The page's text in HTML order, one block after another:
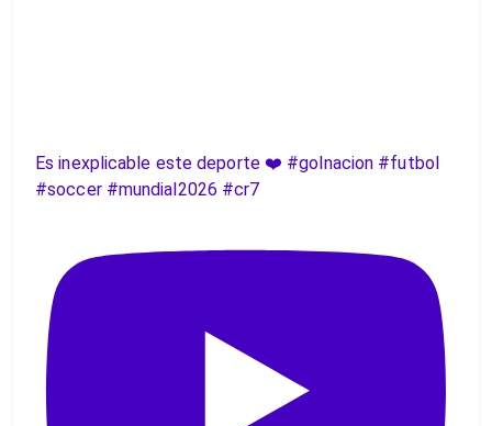
Es inexplicable este deporte ❤️ #golnacion #futbol
#soccer #mundial2026 #cr7